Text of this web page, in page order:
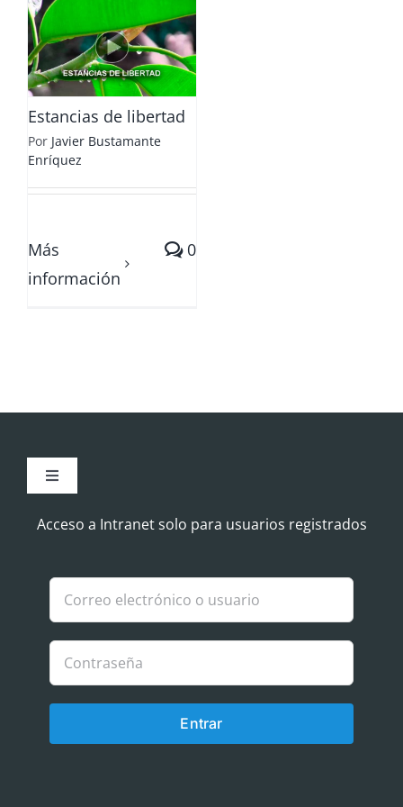
Estancias de libertad
Por Javier Bustamante
Enríquez
Más
información
0
Toggle
Aviso Legal
Política de Cookies
Política de privacidad
Acceso a Intranet solo para usuarios registrados
Entrar